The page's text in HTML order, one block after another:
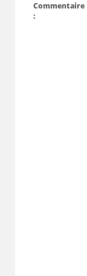
Commentaire
: